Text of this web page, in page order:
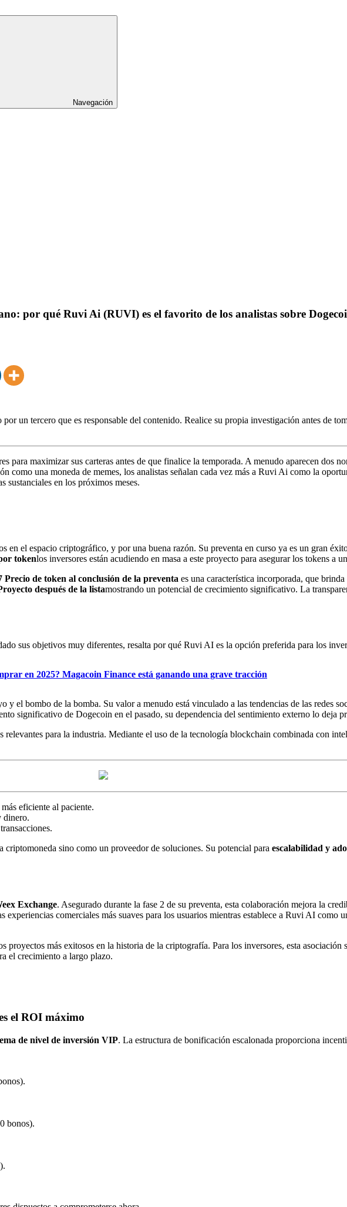
Navegación
por qué Ruvi Ai (RUVI) es el favorito de los analistas sobre
un tercero que es responsable del contenido. Realice su propia investigación antes de
para maximizar sus carteras antes de que finalice la temporada. A menudo aparecen dos
como una moneda de memes, los analistas señalan cada vez más a Ruvi Ai como la
sustanciales en los próximos meses.
en el espacio criptográfico, y por una buena razón. Su preventa en curso ya es un gran
tokenlos inversores están acudiendo en masa a este proyecto para asegurar los tokens a
Precio de token al conclusión de la preventa es una característica incorporada, que
después de la listamostrando un potencial de crecimiento significativo. La
sus objetivos muy diferentes, resalta por qué Ruvi AI es la opción preferida para los
en 2025? Magacoin Finance está ganando una grave tracción
el bombo de la bomba. Su valor a menudo está vinculado a las tendencias de las redes
significativo de Dogecoin en el pasado, su dependencia del sentimiento externo lo deja
relevantes para la industria. Mediante el uso de la tecnología blockchain combinada con
eficiente al paciente.
dinero.
sino como un proveedor de soluciones. Su potencial para escalabilidad y
Exchange. Asegurado durante la fase 2 de su preventa, esta colaboración mejora la
comerciales más suaves para los usuarios mientras establece a Ruvi AI como
proyectos más exitosos en la historia de la criptografía. Para los inversores, esta asociación
el crecimiento a largo plazo.
el ROI máximo
de nivel de inversión VIP. La estructura de bonificación escalonada proporciona
bonos).